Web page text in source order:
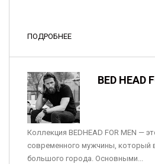
ПОДРОБНЕЕ
BED HEAD
Коллекция BEDHEAD FOR MEN —
современного мужчины, который
большого города. Основными...